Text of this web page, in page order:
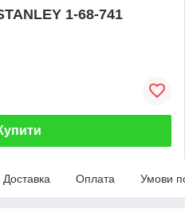
1-68-741
Доставка Оплата Умови